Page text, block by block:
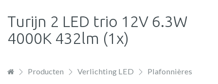
Turijn 2 LED trio 12V 6.3W
4000K 432lm (1x)
Producten Verlichting LED Plafonnières